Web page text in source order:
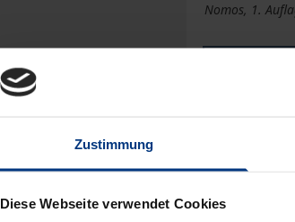
Zustimmung
Diese Webseite verwendet Cookies
Nomos, 1.